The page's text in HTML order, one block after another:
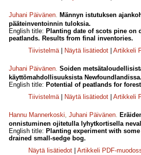
Juhani Päivänen. Männyn istutuksen
pääteinventoinnin tuloksia.
English title: Planting date of scots pine on
peatlands. Results from final inventories.
Tiivistelmä| Näytä lisätiedot Artikkeli
Juhani Päivänen. Soiden
käyttömahdollisuuksista Newfoundlandissa.
English title: Potential of peatlands for
Tiivistelmä| Näytä lisätiedot Artikkeli
Hannu Mannerkoski, Juhani Päivänen.
onnistuminen ojitetulla lyhytkortisella
English title: Planting experiment with
drained small-sedge bog.
Näytä lisätiedot
Artikkeli PDF-